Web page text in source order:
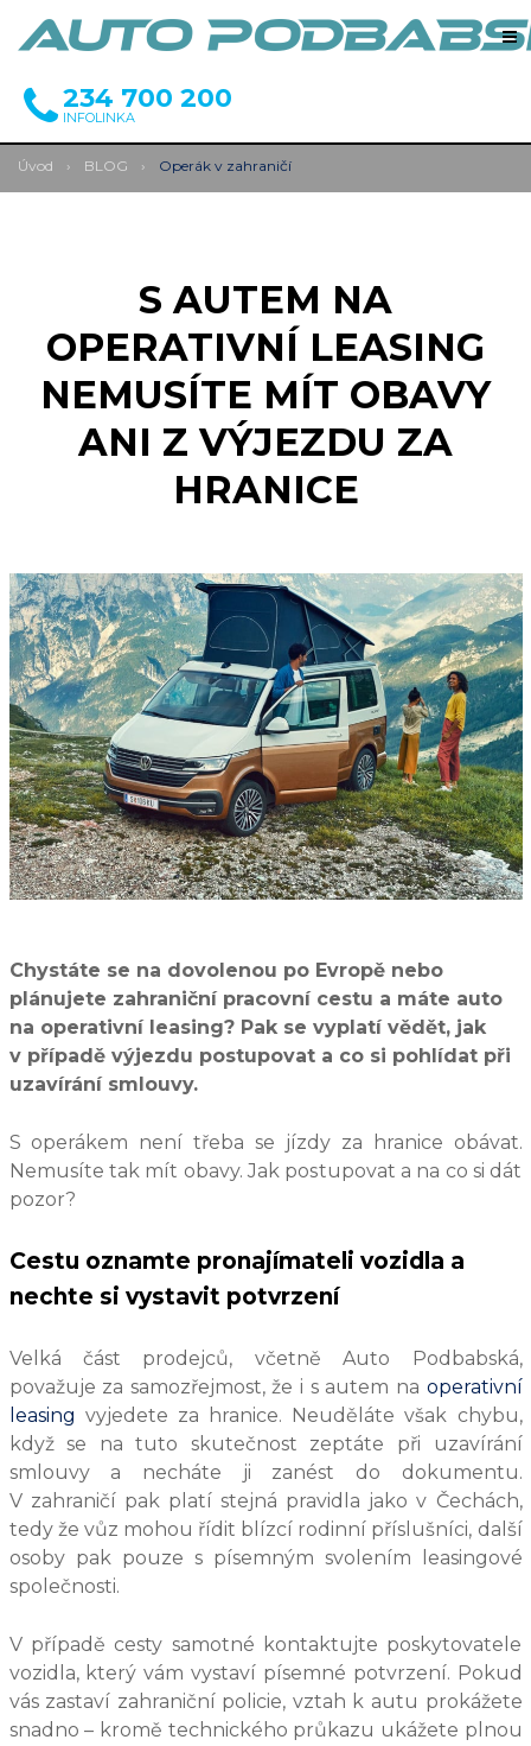
234 700 200
INFOLINKA
Úvod › BLOG › Operák v zahraničí
S AUTEM NA
OPERATIVNÍ LEASING
NEMUSÍTE MÍT OBAVY
ANI Z VÝJEZDU ZA
HRANICE
Chystáte se na dovolenou po Evropě nebo
plánujete zahraniční pracovní cestu a máte auto
na operativní leasing? Pak se vyplatí vědět, jak
v případě výjezdu postupovat a co si pohlídat při
uzavírání smlouvy.
S operákem není třeba se jízdy za hranice obávat.
Nemusíte tak mít obavy. Jak postupovat a na co si dát
pozor?
Cestu oznamte pronajímateli vozidla a
nechte si vystavit potvrzení
Velká část prodejců, včetně Auto Podbabská,
považuje za samozřejmost, že i s autem na operativní
leasing vyjedete za hranice. Neuděláte však chybu,
když se na tuto skutečnost zeptáte při uzavírání
smlouvy a necháte ji zanést do dokumentu.
V zahraničí pak platí stejná pravidla jako v Čechách,
tedy že vůz mohou řídit blízcí rodinní příslušníci, další
osoby pak pouze s písemným svolením leasingové
společnosti.
V případě cesty samotné kontaktujte poskytovatele
vozidla, který vám vystaví písemné potvrzení. Pokud
vás zastaví zahraniční policie, vztah k autu prokážete
snadno – kromě technického průkazu ukážete plnou